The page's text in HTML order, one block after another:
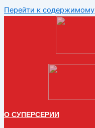
Перейти к содержимому
О СУПЕРСЕРИИ